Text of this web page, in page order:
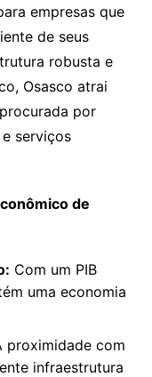
empresas que
de seus
robusta e
Osasco atrai
por
serviços
de
Com um PIB
uma economia
proximidade com
infraestrutura